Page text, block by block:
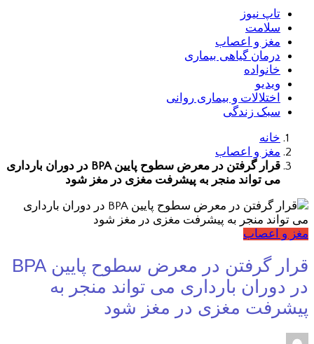
تاپ نیوز
سلامت
مغز و اعصاب
درمان گیاهی بیماری
خانواده
ویدیو
اختلالات و بیماری روانی
سبک زندگی
خانه
مغز و اعصاب
قرار گرفتن در معرض سطوح پایین BPA در دوران بارداری
می تواند منجر به پیشرفت مغزی در مغز شود
مغز و اعصاب
قرار گرفتن در معرض سطوح پایین BPA
در دوران بارداری می تواند منجر به
پیشرفت مغزی در مغز شود